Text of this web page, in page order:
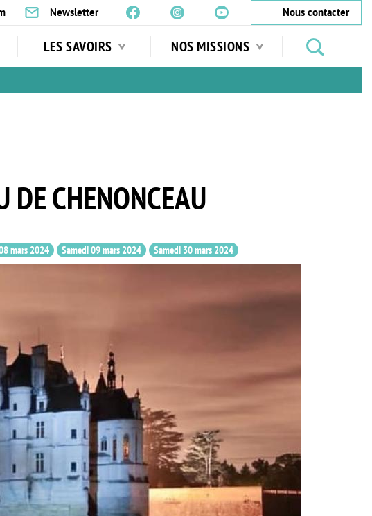
Newsletter
Nous contacter
LES SAVOIRS NOS MISSIONS
jardins
DE CHENONCEAU
mars 2024 Samedi 09 mars 2024 Samedi 30 mars 2024